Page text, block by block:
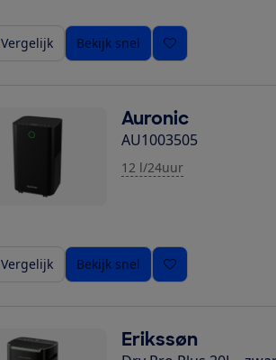
Vergelijk Bekijk snel
Auronic
AU1003505
12 l/24uur
Vergelijk Bekijk snel
Erikssøn